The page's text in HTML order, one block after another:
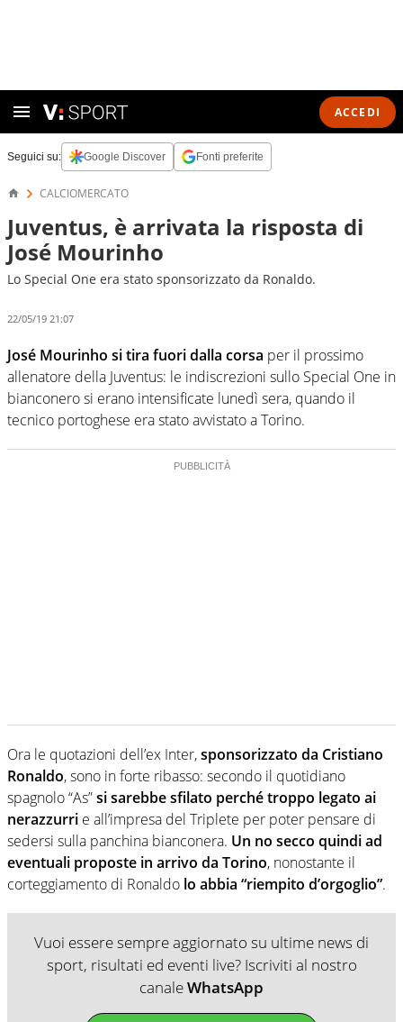
ACCEDI
Seguici su: Google Discover Fonti preferite
CALCIOMERCATO
Juventus, è arrivata la risposta di
José Mourinho
Lo Special One era stato sponsorizzato da Ronaldo.
22/05/19 21:07
José Mourinho si tira fuori dalla corsa per il prossimo
allenatore della Juventus: le indiscrezioni sullo Special One in
bianconero si erano intensificate lunedì sera, quando il
tecnico portoghese era stato avvistato a Torino.
Ora le quotazioni dell’ex Inter,sponsorizzato da Cristiano
Ronaldo, sono in forte ribasso: secondo il quotidiano
spagnolo “As”si sarebbe sfilato perché troppo legato ai
nerazzurri e all’impresa del Triplete per poter pensare di
sedersi sulla panchina bianconera. Un no secco quindi ad
eventuali proposte in arrivo da Torino, nonostante il
corteggiamento di Ronaldo lo abbia “riempito d’orgoglio”.
Vuoi essere sempre aggiornato su ultime news di
sport, risultati ed eventi live? Iscriviti al nostro
canaleWhatsApp